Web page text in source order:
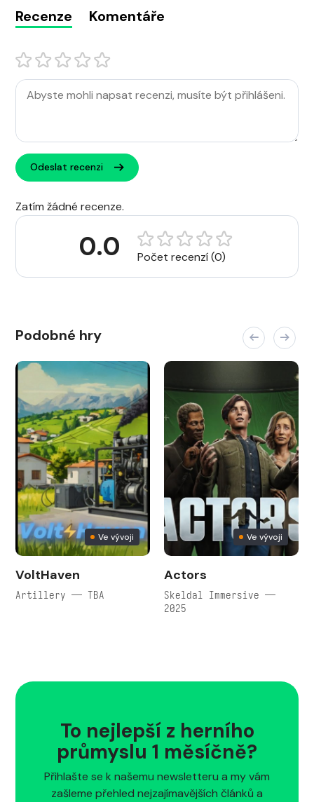
Recenze Komentáře
Odeslat recenzi
Zatím žádné recenze.
0.0 Počet recenzí (0)
Podobné hry
Ve vývoji
VoltHaven
Artillery — TBA
Ve vývoji
Actors
Skeldal Immersive —
2025
To nejlepší z herního
průmyslu 1 měsíčně?
Přihlašte se k našemu newsletteru a my vám
zašleme přehled nejzajímavějších článků a